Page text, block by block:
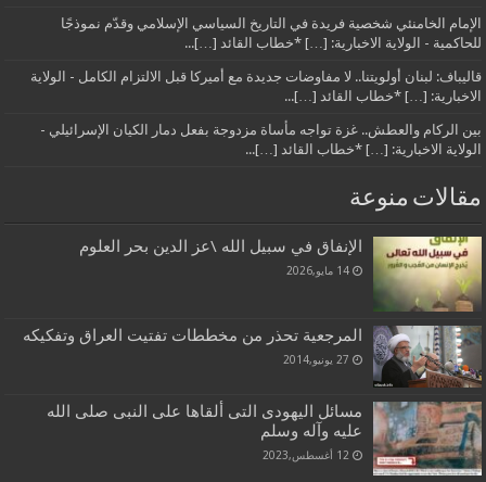
الإمام الخامنئي شخصية فريدة في التاريخ السياسي الإسلامي وقدّم نموذجًا
للحاكمية - الولاية الاخبارية: […] *خطاب القائد […]...
قاليباف: لبنان أولويتنا.. لا مفاوضات جديدة مع أميركا قبل الالتزام الكامل - الولاية
الاخبارية: […] *خطاب القائد […]...
بين الركام والعطش.. غزة تواجه مأساة مزدوجة بفعل دمار الكيان الإسرائيلي -
الولاية الاخبارية: […] *خطاب القائد […]...
مقالات منوعة
الإنفاق في سبيل الله \عز الدين بحر العلوم
14 مايو,2026
المرجعية تحذر من مخططات تفتيت العراق وتفكيكه
27 يونيو,2014
مسائل اليهودى التى ألقاها على النبى صلى الله
عليه وآله وسلم
12 أغسطس,2023